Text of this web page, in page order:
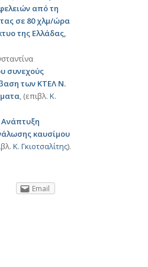
από τη
σε 80 χλμ/ώρα
της Ελλάδας,
συνεχούς
των ΚΤΕΛ Ν.
, (επιβλ. Κ.
Ανάπτυξη
καυσίμου
Κ. Γκιοτσαλίτης).
Email